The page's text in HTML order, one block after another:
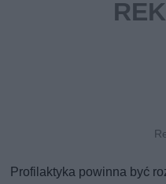
Profilaktyka powinna być